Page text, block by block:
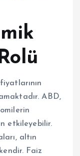
ABD,
etkileyebilir.
altın
Faiz